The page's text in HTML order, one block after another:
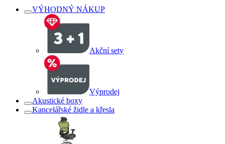
VÝHODNÝ NÁKUP
Akční sety
Výprodej
Akustické boxy
Kancelářské židle a křesla